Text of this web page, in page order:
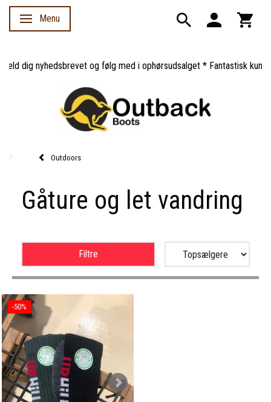
Skifte navigation
Menu
dig nyhedsbrevet og følg med i ophørsudsalget * Fantastisk
Outdoors
Gåture og let vandring
Filtre
-50%